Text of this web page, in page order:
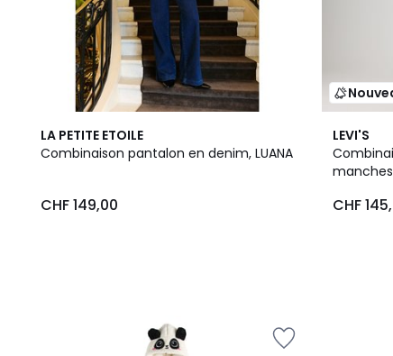
LA PETITE ETOILE
Combinaison pantalon en denim, LUANA
CHF 149,00
LEVI'S
CHF